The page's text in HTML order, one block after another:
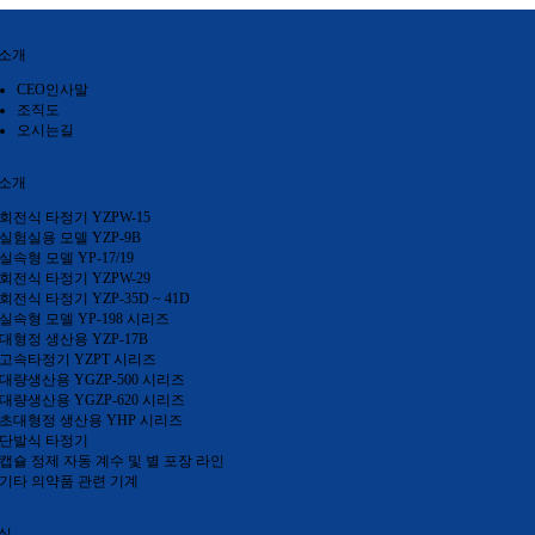
개
CEO인사말
조직도
오시는길
개
회전식 타정기 YZPW-15
실험실용 모델 YZP-9B
실속형 모델 YP-17/19
회전식 타정기 YZPW-29
회전식 타정기 YZP-35D ~ 41D
실속형 모델 YP-198 시리즈
대형정 생산용 YZP-17B
고속타정기 YZPT 시리즈
대량생산용 YGZP-500 시리즈
대량생산용 YGZP-620 시리즈
초대형정 생산용 YHP 시리즈
단발식 타정기
캡슐 정제 자동 계수 및 별 포장 라인
기타 의약품 관련 기계